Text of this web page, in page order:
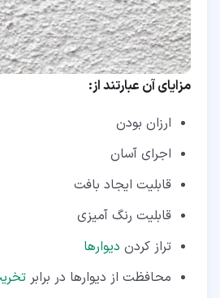
مزایای آن عبارتند از:
ارزان بودن
اجرای آسان
قابلیت ایجاد بافت
قابلیت رنگ آمیزی
تراز کردن دیوارها
محافظت از دیوارها در برابر